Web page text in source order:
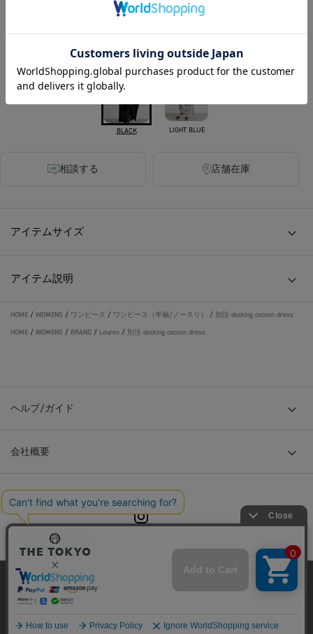
300ポイント付与
カラー
BLACK LIGHT BLUE
相談する 店舗在庫
アイテムサイズ
アイテム説明
HOME / WOMENS / ワンピース / ワンピース（半袖/ノースリ） / 別注 docking cocoon dress
HOME / WOMENS / BRAND / Louren / 別注 docking cocoon dress
ヘルプ/ガイド
会社概要
© TOKYO BASE CO., LTD
当サイトはクッキー(cookie)を使用します。クッキーはサイト内
の一部の機能および、サイトの使用状況の分析からマーケティ
ング活動に利用することを目的としています。
プライバシーポリシーはこちら